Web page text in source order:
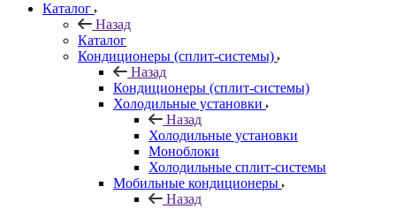
Каталог
Назад
Каталог
Кондиционеры (сплит-системы)
Назад
Кондиционеры (сплит-системы)
Холодильные установки
Назад
Холодильные установки
Моноблоки
Холодильные сплит-системы
Мобильные кондиционеры
Назад